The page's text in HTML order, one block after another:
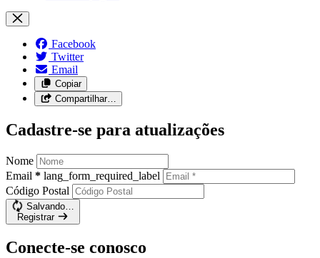
Facebook
Twitter
Email
Copiar
Compartilhar…
Cadastre-se para atualizações
Nome
Email * lang_form_required_label
Código Postal
Salvando…
Registrar
Conecte-se conosco